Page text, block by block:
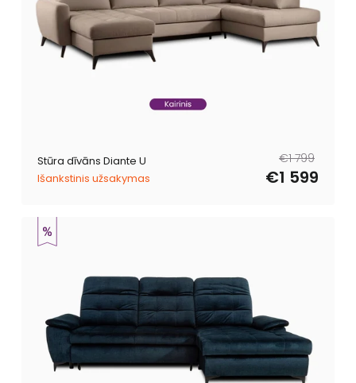
Stūra dīvāns Diante U
Išankstinis užsakymas
Parastā
cena
€1 799
Pārdošanas
cena€1 599